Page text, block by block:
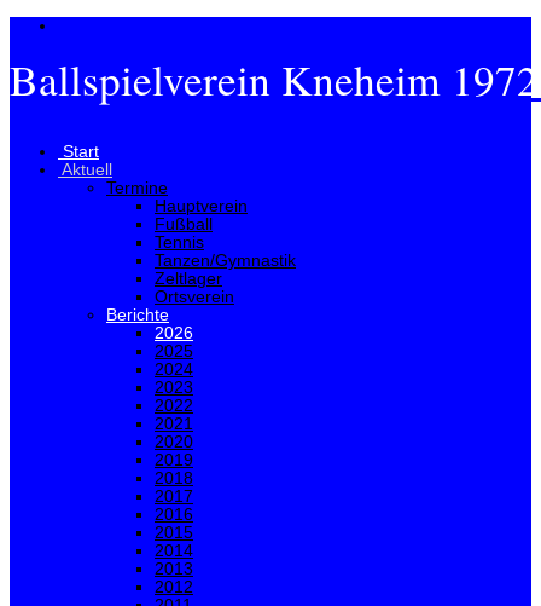
Ballspielverein Kneheim
Start
Aktuell
Termine
Hauptverein
Fußball
Tennis
Tanzen/Gymnastik
Zeltlager
Ortsverein
Berichte
2026
2025
2024
2023
2022
2021
2020
2019
2018
2017
2016
2015
2014
2013
2012